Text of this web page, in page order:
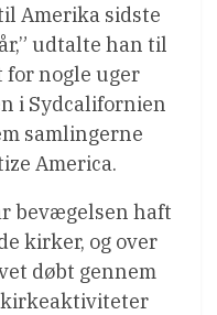
Amerika sidste
udtalte han til
for nogle uger
i Sydcalifornien
samlingerne
America.
bevægelsen haft
kirker, og over
døbt gennem
kirkeaktiviteter